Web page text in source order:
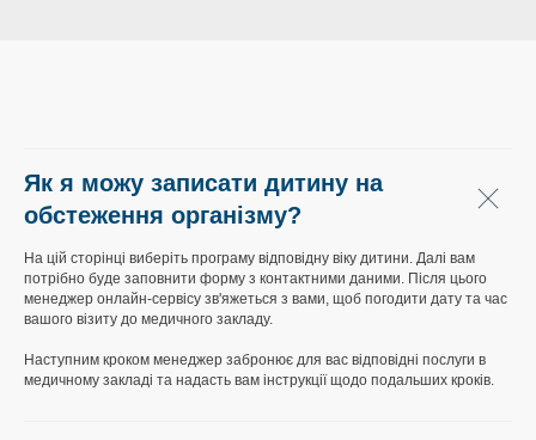
Як я можу записати дитину на
обстеження організму?
На цій сторінці виберіть програму відповідну віку дитини. Далі вам
потрібно буде заповнити форму з контактними даними. Після цього
менеджер онлайн-сервісу зв'яжеться з вами, щоб погодити дату та час
вашого візиту до медичного закладу.
Наступним кроком менеджер забронює для вас відповідні послуги в
медичному закладі та надасть вам інструкції щодо подальших кроків.